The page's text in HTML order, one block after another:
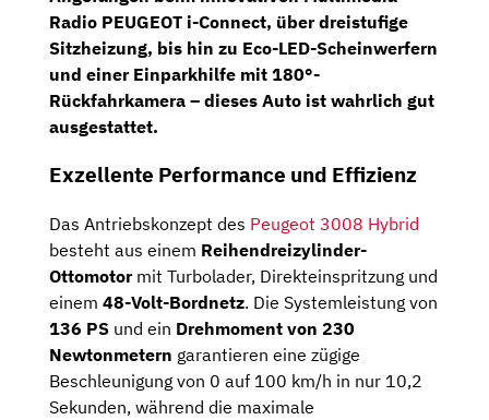
Radio PEUGEOT i-Connect, über dreistufige
Sitzheizung, bis hin zu Eco-LED-Scheinwerfern
und einer Einparkhilfe mit 180°-
Rückfahrkamera – dieses Auto ist wahrlich gut
ausgestattet.
Exzellente Performance und Effizienz
Das Antriebskonzept des Peugeot 3008 Hybrid
besteht aus einem Reihendreizylinder-
Ottomotormit Turbolader, Direkteinspritzung und
einem 48-Volt-Bordnetz. Die Systemleistung von
136 PS und ein Drehmoment von 230
Newtonmetern garantieren eine zügige
Beschleunigung von 0 auf 100 km/h in nur 10,2
Sekunden, während die maximale